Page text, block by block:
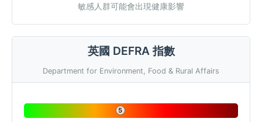
敏感人群可能會出現健康影響
英國 DEFRA 指數
Department for Environment, Food & Rural Affairs
5